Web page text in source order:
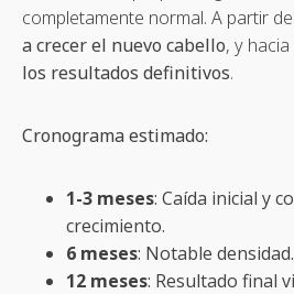
completamente normal. A partir del
a crecer el nuevo cabello, y hacia
los resultados definitivos.
Cronograma estimado:
1-3 meses: Caída inicial y
crecimiento.
6 meses: Notable densidad.
12 meses: Resultado final